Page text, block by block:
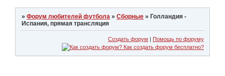
»Форум любителей футбола »Сборные »Голландия -
Испания, прямая трансляция
Создать форум | Помощь по форуму